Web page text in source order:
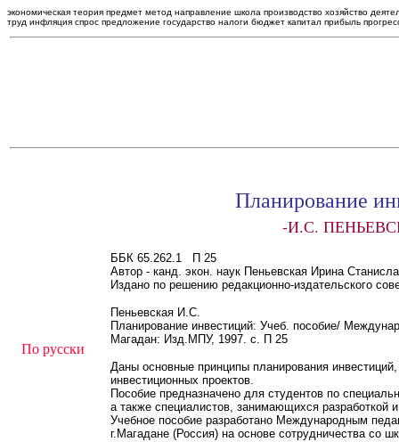
экономическая теория предмет метод направление школа производство хозяйство
труд инфляция спрос предложение государство налоги бюджет капитал прибыль
По русски
Планирование
-И.С.
ББК 65.262.1 П 25
Автор - канд. экон. наук Пеньевская Ирина
Издано по решению редакционно-издательского
Пеньевская И.С.
Планирование инвестиций: Учеб. пособие/
Магадан: Изд.МПУ, 1997. с. П 25
Даны основные принципы планирования
инвестиционных проектов.
Пособие предназначено для студентов по
а также специалистов, занимающихся разработкой
Учебное пособие разработано Международным
г.Магадане (Россия) на основе сотрудничества со